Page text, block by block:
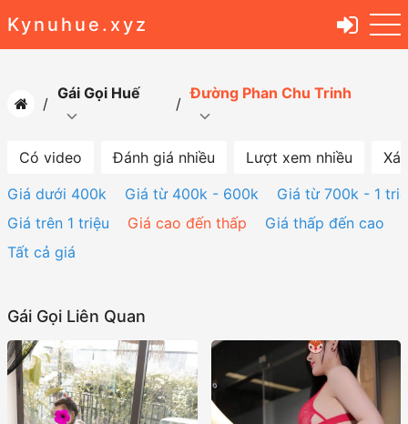
Kynuhue.xyz
Gái Gọi Huế Đường Phan Chu Trinh
Có video Đánh giá nhiều Lượt xem nhiều
Giá dưới 400k
Giá từ 400k - 600k
Giá từ 700k - 1
Giá trên 1 triệu
Giá cao đến thấp
Giá thấp đến cao
Tất cả giá
Gái Gọi Liên Quan